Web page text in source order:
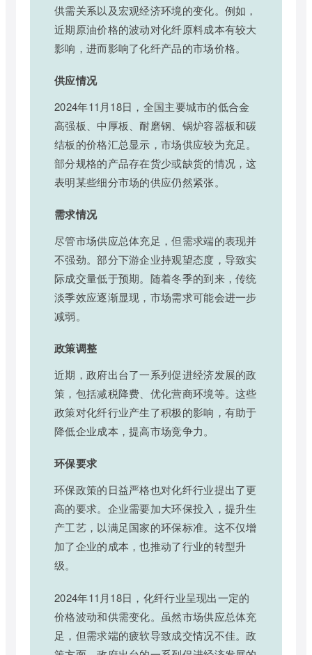
供需关系以及宏观经济环境的变化。例如，
近期原油价格的波动对化纤原料成本有较大
影响，进而影响了化纤产品的市场价格。
供应情况
2024年11月18日，全国主要城市的低合金
高强板、中厚板、耐磨钢、锅炉容器板和碳
结板的价格汇总显示，市场供应较为充足。
部分规格的产品存在货少或缺货的情况，这
表明某些细分市场的供应仍然紧张。
需求情况
尽管市场供应总体充足，但需求端的表现并
不强劲。部分下游企业持观望态度，导致实
际成交量低于预期。随着冬季的到来，传统
淡季效应逐渐显现，市场需求可能会进一步
减弱。
政策调整
近期，政府出台了一系列促进经济发展的政
策，包括减税降费、优化营商环境等。这些
政策对化纤行业产生了积极的影响，有助于
降低企业成本，提高市场竞争力。
环保要求
环保政策的日益严格也对化纤行业提出了更
高的要求。企业需要加大环保投入，提升生
产工艺，以满足国家的环保标准。这不仅增
加了企业的成本，也推动了行业的转型升
级。
2024年11月18日，化纤行业呈现出一定的
价格波动和供需变化。虽然市场供应总体充
足，但需求端的疲软导致成交情况不佳。政